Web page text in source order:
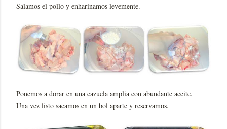
Salamos el pollo y enharinamos levemente.
Ponemos a dorar en una cazuela amplia con abundante aceite.
Una vez listo sacamos en un bol aparte y reservamos.